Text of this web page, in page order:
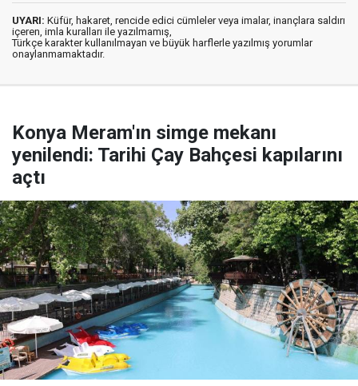
UYARI: Küfür, hakaret, rencide edici cümleler veya imalar, inançlara saldırı
içeren, imla kuralları ile yazılmamış,
Türkçe karakter kullanılmayan ve büyük harflerle yazılmış yorumlar
onaylanmamaktadır.
Konya Meram'ın simge mekanı
yenilendi: Tarihi Çay Bahçesi kapılarını
açtı